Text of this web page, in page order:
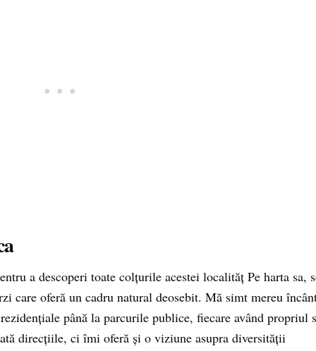
a descoperi toate colțurile acestei localităț Pe harta sa,
care oferă un cadru natural deosebit. Mă simt mereu
până la parcurile publice, fiecare având propriul
direcțiile, ci îmi oferă și o viziune asupra diversității